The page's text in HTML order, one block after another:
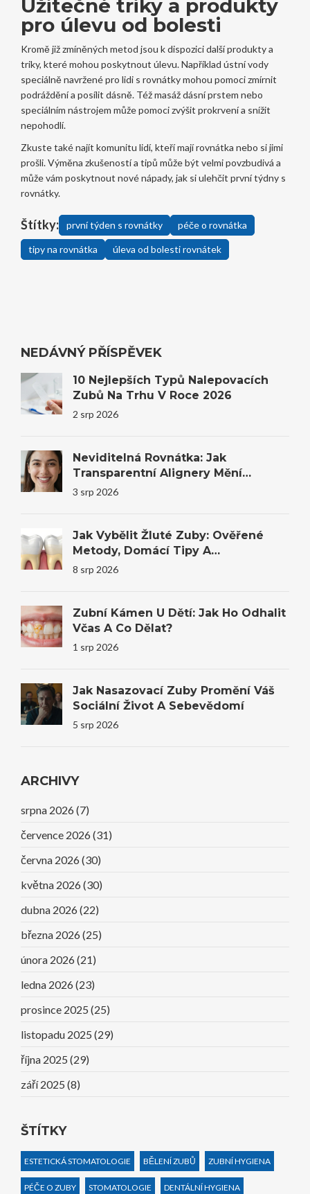
Užitečné triky a produkty
pro úlevu od bolesti
Kromě již zmíněných metod jsou k dispozici další produkty a
triky, které mohou poskytnout úlevu. Například ústní vody
speciálně navržené pro lidi s rovnátky mohou pomoci zmírnit
podráždění a posílit dásně. Též masáž dásní prstem nebo
speciálním nástrojem může pomoci zvýšit prokrvení a snížit
nepohodlí.
Zkuste také najít komunitu lidí, kteří mají rovnátka nebo si jimi
prošli. Výměna zkušeností a tipů může být velmi povzbudivá a
může vám poskytnout nové nápady, jak si ulehčit první týdny s
rovnátky.
Štítky: první týden s rovnátky péče o rovnátka
tipy na rovnátka úleva od bolesti rovnátek
NEDÁVNÝ PŘÍSPĚVEK
10 Nejlepších Typů Nalepovacích
Zubů Na Trhu V Roce 2026
2 srp 2026
Neviditelná Rovnátka: Jak
Transparentní Alignery Mění
Úsměvy I Sebevědomí
3 srp 2026
Jak Vybělit Žluté Zuby: Ověřené
Metody, Domácí Tipy A
Profesionální Bělení
8 srp 2026
Zubní Kámen U Dětí: Jak Ho Odhalit
Včas A Co Dělat?
1 srp 2026
Jak Nasazovací Zuby Promění Váš
Sociální Život A Sebevědomí
5 srp 2026
ARCHIVY
srpna 2026 (7)
července 2026 (31)
června 2026 (30)
května 2026 (30)
dubna 2026 (22)
března 2026 (25)
února 2026 (21)
ledna 2026 (23)
prosince 2025 (25)
listopadu 2025 (29)
října 2025 (29)
září 2025 (8)
ŠTÍTKY
ESTETICKÁ STOMATOLOGIE BĚLENÍ ZUBŮ ZUBNÍ HYGIENA
PÉČE O ZUBY STOMATOLOGIE DENTÁLNÍ HYGIENA